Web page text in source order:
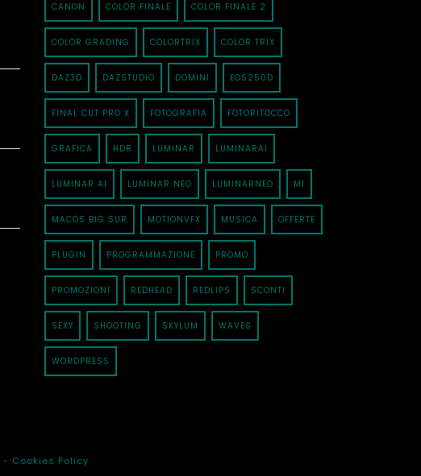
CANON COLOR FINALE COLOR FINALE 2
COLOR GRADING COLORTRIX COLOR TRIX
DAZ3D DAZSTUDIO DOMINI EOS250D
FINAL CUT PRO X FOTOGRAFIA FOTORITOCCO
GRAFICA HDR LUMINAR LUMINARAI
LUMINAR AI LUMINAR NEO LUMINARNEO M1
MACOS BIG SUR MOTIONVFX MUSICA OFFERTE
PLUGIN PROGRAMMAZIONE PROMO
PROMOZIONI REDHEAD REDLIPS SCONTI
SEXY SHOOTING SKYLUM WAVES
WORDPRESS
- Cookies Policy